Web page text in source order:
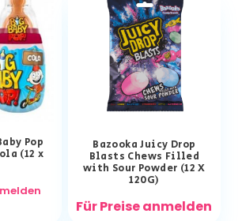
Pop
(12 x
Bazooka Juicy Drop
Blasts Chews Filled
with Sour Powder (12 X
120G)
Für Preise anmelden